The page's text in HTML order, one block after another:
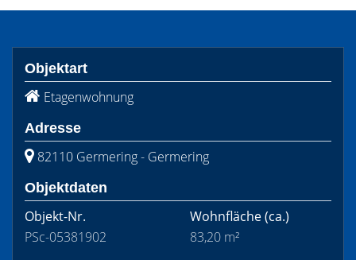
Objektart
Etagenwohnung
Adresse
82110 Germering - Germering
Objektdaten
Objekt-Nr.
PSc-05381902
Wohnfläche(ca.)
83,20 m²